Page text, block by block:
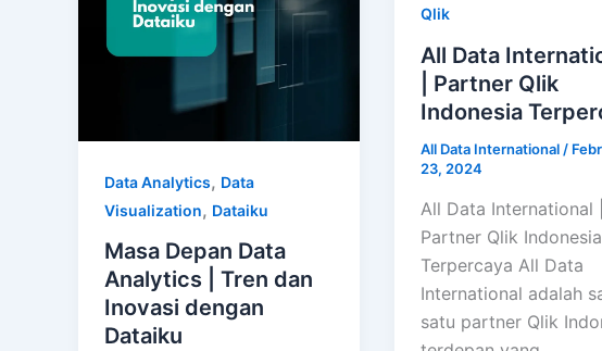
Data Analytics, Data
Visualization, Dataiku
Masa Depan Data
Analytics | Tren dan
Inovasi dengan
Dataiku
Qlik
All Data
| Partner Qlik
Indonesia
All Data International /
23, 2024
All Data International |
Partner Qlik Indonesia
Terpercaya All Data
International adalah
satu partner Qlik